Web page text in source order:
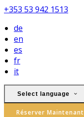
+353 53 942 1513
de
en
es
fr
it
Select language
Réserver Maintenant